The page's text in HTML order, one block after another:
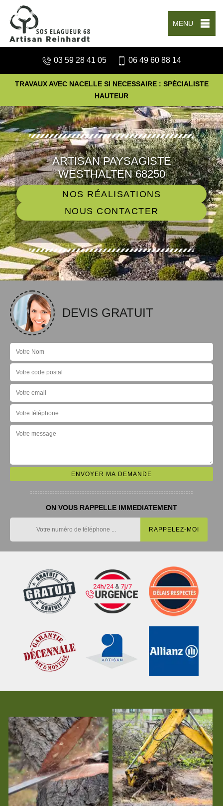
MENU
03 59 28 41 05 06 49 60 88 14
TRAVAUX AVEC NACELLE SI NECESSAIRE : SPÉCIALISTE
HAUTEUR
ARTISAN PAYSAGISTE
WESTHALTEN 68250
NOS RÉALISATIONS
NOUS CONTACTER
DEVIS GRATUIT
ON VOUS RAPPELLE IMMEDIATEMENT